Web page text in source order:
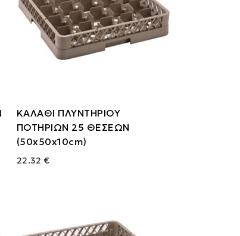
ΚΑΛΑΘΙ ΠΛΥΝΤΗΡΙΟΥ
ΠΟΤΗΡΙΩΝ 25 ΘΕΣΕΩΝ
(50x50x10cm)
22.32 €